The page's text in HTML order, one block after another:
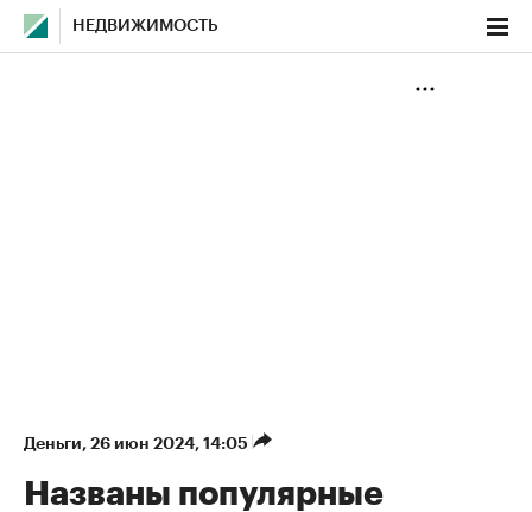
НЕДВИЖИМОСТЬ
Деньги⁠, 26 июн 2024, 14:05
Названы популярные